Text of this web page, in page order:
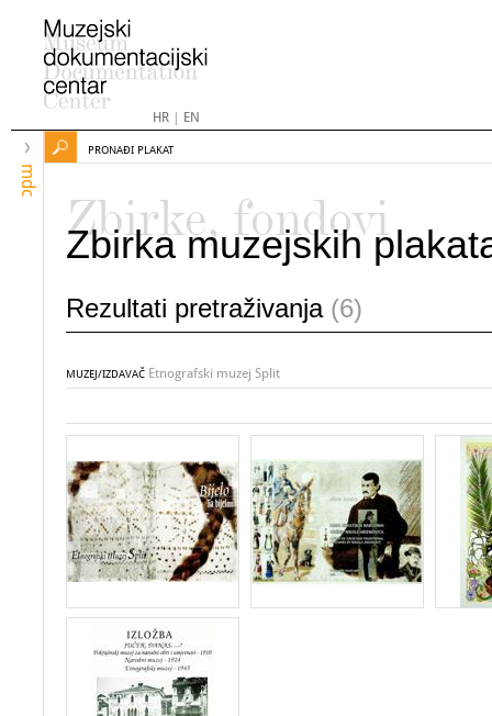
HR| EN
mdc
PRONAĐI PLAKAT
Zbirke, fondovi
Zbirka muzejskih
Rezultati pretraživanja (6)
MUZEJ/IZDAVAČ Etnografski muzej Split